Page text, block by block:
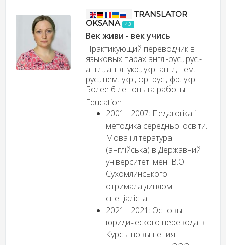
TRANSLATOR
OKSANA
4.3
Век живи - век учись
Практикующий переводчик в
языковых парах англ.-рус., рус.-
англ., англ.-укр., укр.-англ, нем.-
рус., нем.-укр., фр.-рус., фр.-укр.
Более 6 лет опыта работы.
Education
2001 - 2007: Педагогіка і
методика середньої освіти.
Мова і література
(англійська) в Державний
університет імені В.О.
Сухомлинського
отримала диплом
спеціаліста
2021 - 2021: Основы
юридического перевода в
Курсы повышения